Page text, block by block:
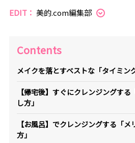
EDIT： 美的.com編集部
Contents
メイクを落とすベストな「タイミン
【帰宅後】すぐにクレンジングす
し方」
【お風呂】でクレンジングする「メ
方」